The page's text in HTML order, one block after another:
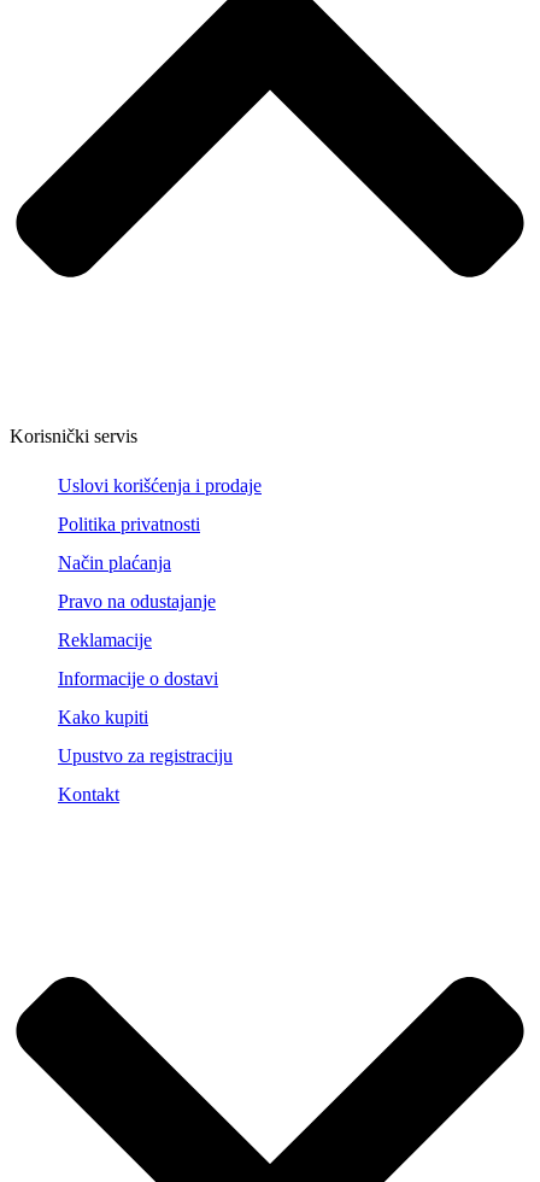
Korisnički servis
Uslovi korišćenja i prodaje
Politika privatnosti
Način plaćanja
Pravo na odustajanje
Reklamacije
Informacije o dostavi
Kako kupiti
Upustvo za registraciju
Kontakt